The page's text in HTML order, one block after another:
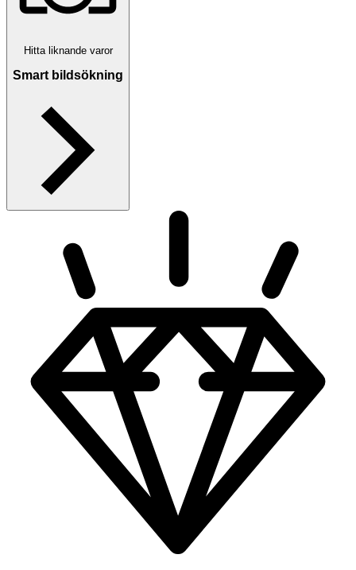
Hitta liknande varor
Smart bildsökning